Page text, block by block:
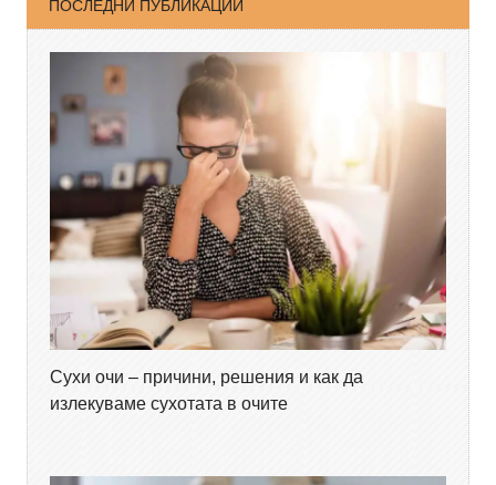
ПОСЛЕДНИ ПУБЛИКАЦИИ
Сухи очи – причини, решения и как да
излекуваме сухотата в очите